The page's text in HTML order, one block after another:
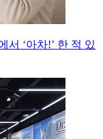
‘아차!’ 한 적 있